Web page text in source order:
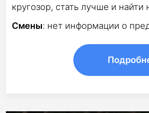
кругозор, стать лучше и найти
Смены: нет информации о